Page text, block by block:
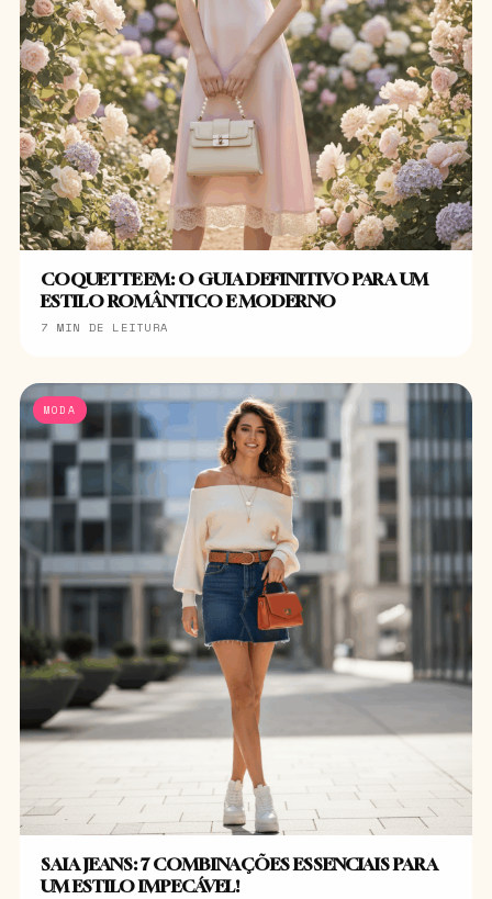
COQUETTE EM: O GUIA DEFINITIVO PARA UM
ESTILO ROMÂNTICO E MODERNO
7 MIN DE LEITURA
MODA
SAIA JEANS: 7 COMBINAÇÕES ESSENCIAIS PARA
UM ESTILO IMPECÁVEL!